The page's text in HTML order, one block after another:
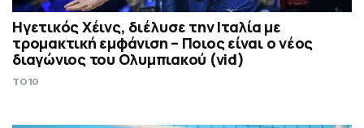
Ηγετικός Χέινς, διέλυσε την Ιταλία με
τρομακτική εμφάνιση – Ποιος είναι ο νέος
διαγώνιος του Ολυμπιακού (vid)
TO10